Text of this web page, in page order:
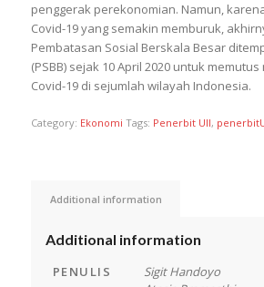
penggerak perekonomian. Namun,
Covid-19 yang semakin memburuk,
Pembatasan Sosial Berskala Besar
(PSBB) sejak 10 April 2020 untuk
Covid-19 di sejumlah wilayah Indonesia.
Category: Ekonomi Tags: Penerbit UII,
Additional information
Additional information
PENULIS
Sigit Handoyo